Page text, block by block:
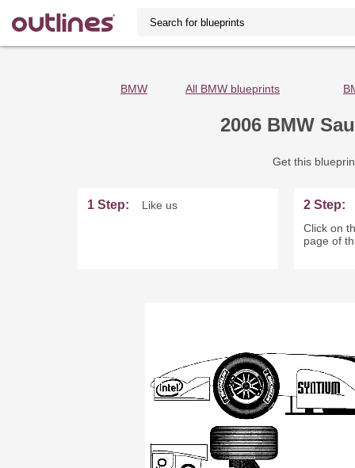
BMW All BMW blueprints
2006 BMW
Get this
1 Step: Like us 2 Step:
Click on
page of